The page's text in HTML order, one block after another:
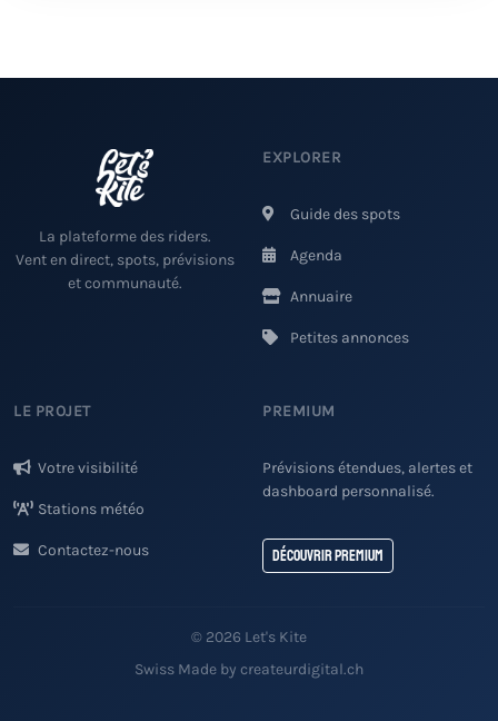
La plateforme des riders.
Vent en direct, spots, prévisions
et communauté.
EXPLORER
Guide des spots
Agenda
Annuaire
Petites annonces
LE PROJET
Votre visibilité
Stations météo
Contactez-nous
PREMIUM
Prévisions étendues, alertes et
dashboard personnalisé.
Découvrir Premium
© 2026 Let's Kite
Swiss Made by createurdigital.ch